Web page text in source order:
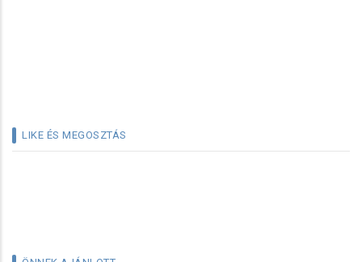
LIKE ÉS MEGOSZTÁS